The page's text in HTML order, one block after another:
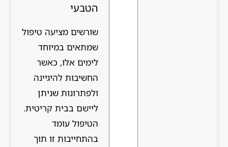
הטבעי
שורשים מציעה טיפול
שמתאים במיוחד
לימים אלו, כאשר
החשיבות להיגיינה
ולפתרונות שניתן
ליישם בבית קריטית.
הטיפול עומד
בהתחייבות זו תוך